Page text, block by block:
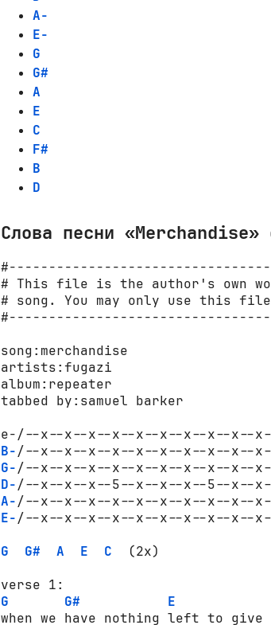
A-
E-
G
G#
A
E
C
F#
B
D
Слова песни «Merchandise»
#----------------------------------
# This file is the author's own
# song. You may only use this
song:merchandise
artists:fugazi
album:repeater
tabbed by:samuel barker
B-
G-
D-
A-
E-/--x--x--x--x--x--x--x--x--x--
G
G# A E C
  (2x)
G
G# E